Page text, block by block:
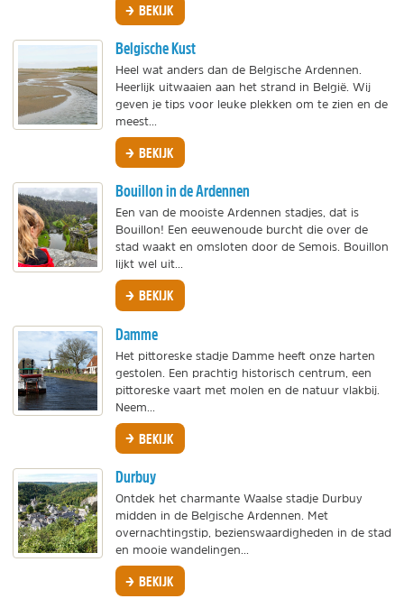
BEKIJK
Belgische Kust
Heel wat anders dan de Belgische Ardennen.
Heerlijk uitwaaien aan het strand in België. Wij
geven je tips voor leuke plekken om te zien en de
meest...
BEKIJK
Bouillon in de Ardennen
Een van de mooiste Ardennen stadjes, dat is
Bouillon! Een eeuwenoude burcht die over de
stad waakt en omsloten door de Semois. Bouillon
lijkt wel uit...
BEKIJK
Damme
Het pittoreske stadje Damme heeft onze harten
gestolen. Een prachtig historisch centrum, een
pittoreske vaart met molen en de natuur vlakbij.
Neem...
BEKIJK
Durbuy
Ontdek het charmante Waalse stadje Durbuy
midden in de Belgische Ardennen. Met
overnachtingstip, bezienswaardigheden in de stad
en mooie wandelingen...
BEKIJK